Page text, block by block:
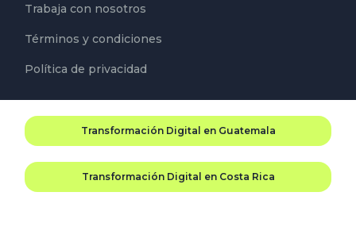
Trabaja con nosotros
Términos y condiciones
Política de privacidad
Transformación Digital en Guatemala
Transformación Digital en Costa Rica